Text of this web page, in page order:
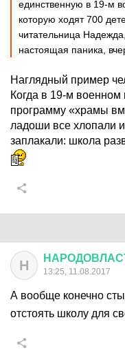
единственную в 19-м
которую ходят 700
читательница
настоящая паника,
Наглядный пример
Когда в 19-м военном
программу «храмы
ладоши все хлопали
заплакали: школа
Н 13:25, 11.08.2017
А вообще конечно
отстоять школу для